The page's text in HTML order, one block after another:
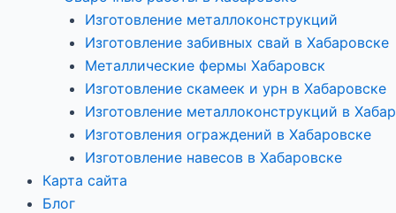
Изготовление металлоконструкций
Изготовление забивных свай в Хабаровске
Металлические фермы Хабаровск
Изготовление скамеек и урн в Хабаровске
Изготовление металлоконструкций в
Изготовления ограждений в Хабаровске
Изготовление навесов в Хабаровске
Карта сайта
Блог